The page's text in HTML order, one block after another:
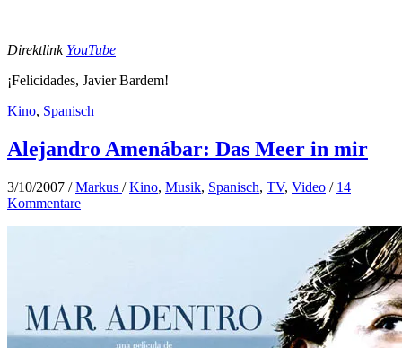
Direktlink YouTube
¡Felicidades, Javier Bardem!
Kino, Spanisch
Alejandro Amenábar: Das Meer in mir
3/10/2007 /Markus /Kino, Musik, Spanisch, TV, Video / 14
Kommentare